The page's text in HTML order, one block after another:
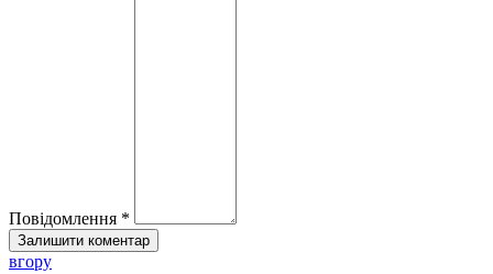
Повідомлення *
вгору